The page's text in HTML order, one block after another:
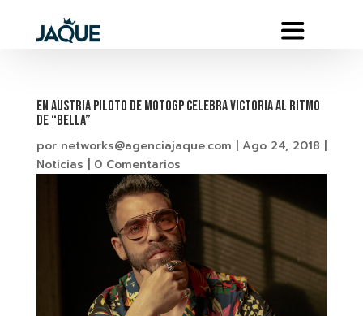
En AUSTRIA piloto de MOTOGP Celebra victoria al ritmo
de “BELLA”
por networks@agenciajaque.com Ago 24, 2018
Noticias
0 Comentarios